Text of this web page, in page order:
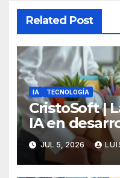
Related Post
IA TECNOLOGÍA
CristoSoft |
IA en
potencia,
necesidad
JUL 5, 2026